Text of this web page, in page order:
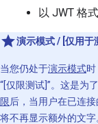
以 JWT 格式
演示模式 / [仅用于
当您仍处于演示模式
“[仅限测试]”。这是为
限后，当用户在已连
将不再显示额外的文字